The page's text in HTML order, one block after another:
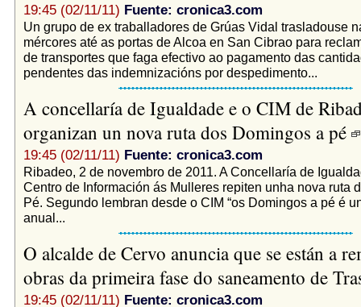
19:45 (02/11/11) Fuente: cronica3.com
Un grupo de ex traballadores de Grúas Vidal trasladouse
mércores até as portas de Alcoa en San Cibrao para
de transportes que faga efectivo ao pagamento das
pendentes das indemnizacións por despedimento...
A concellaría de Igualdade e o CIM de
organizan un nova ruta dos Domingos a pé
19:45 (02/11/11) Fuente: cronica3.com
Ribadeo, 2 de novembro de 2011. A Concellaría de
Centro de Información ás Mulleres repiten unha nova ruta
Pé. Segundo lembran desde o CIM “os Domingos a pé é
anual...
O alcalde de Cervo anuncia que se están a
obras da primeira fase do saneamento de
19:45 (02/11/11) Fuente: cronica3.com